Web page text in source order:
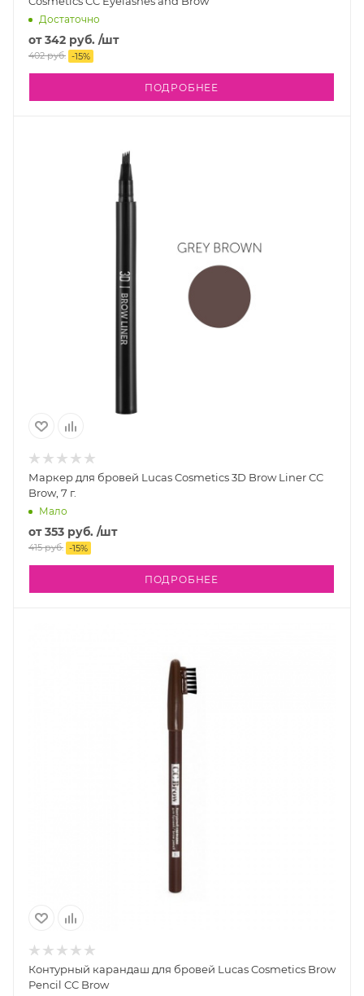
Достаточно
от342 руб. /шт
402 руб. -15%
ПОДРОБНЕЕ
Маркер для бровей Lucas Cosmetics 3D Brow Liner CC
Brow, 7 г.
Мало
от353 руб. /шт
415 руб. -15%
ПОДРОБНЕЕ
Контурный карандаш для бровей Lucas Cosmetics Brow
Pencil CC Brow